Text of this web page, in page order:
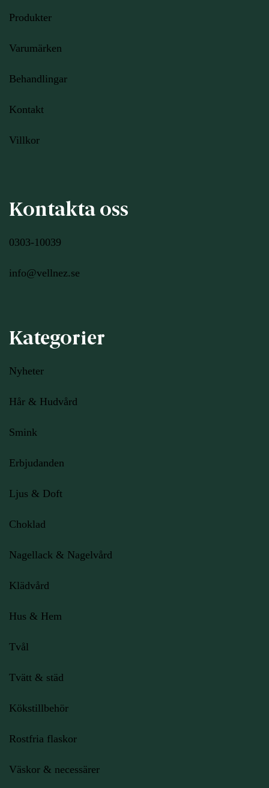
Produkter
Varumärken
Behandlingar
Kontakt
Villkor
Kontakta oss
0303-10039
info@vellnez.se
Kategorier
Nyheter
Hår & Hudvård
Smink
Erbjudanden
Ljus & Doft
Choklad
Nagellack & Nagelvård
Klädvård
Hus & Hem
Tvål
Tvätt & städ
Kökstillbehör
Rostfria flaskor
Väskor & necessärer